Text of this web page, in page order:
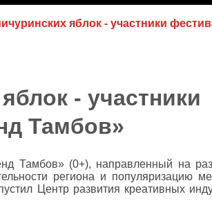
яблок - участники
- участники
Тамбов»
Тамбов» (0+), направленный на
региона и популяризацию
Центр развития креативных